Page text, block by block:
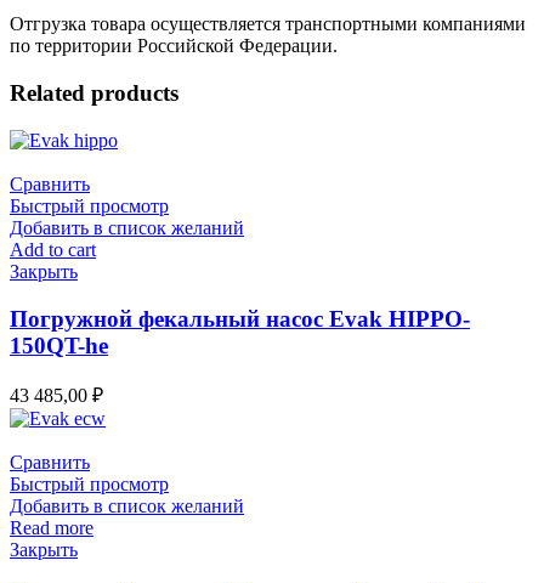
Отгрузка товара осуществляется транспортными компаниями
по территории Российской Федерации.
Related products
Сравнить
Быстрый просмотр
Добавить в список желаний
Add to cart
Закрыть
Погружной фекальный насос Evak HIPPO-
150QT-he
43 485,00 ₽
Сравнить
Быстрый просмотр
Добавить в список желаний
Read more
Закрыть